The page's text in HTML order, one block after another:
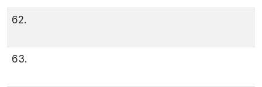
62.
63.